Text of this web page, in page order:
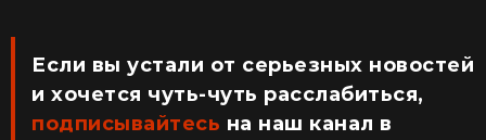
Если вы устали от серьезных новостей
и хочется чуть-чуть расслабиться,
подписывайтесь на наш канал в